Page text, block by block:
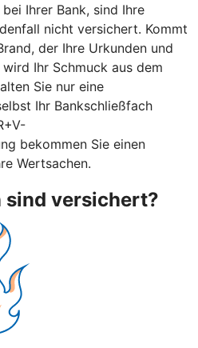
Ihrer Bank, sind Ihre
nicht versichert. Kommt
der Ihre Urkunden und
Ihr Schmuck aus dem
Sie nur eine
Ihr Bankschließfach
bekommen Sie einen
Wertsachen.
sind versichert?